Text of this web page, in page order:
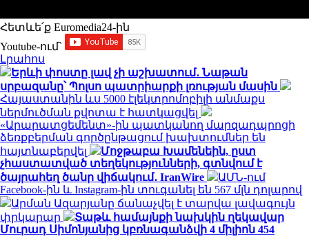
Հետևե՛ք Euromedia24-ին
Youtube-ում`
Լրահոս
Երևի փոստը լավ չի աշխատում․ Նաթան
սրբազանը՝ Պոլսո պատրիարքի լռության մասին
Հայաստանին ևս 5000 էլեկտրոմոբիլի անմաքս
ներմուծման քվոտա է հատկացվել
«Արարատցեմենտ»-ին պատկանող մարզադպրոցի
ձեռքբերման գործընթացում խախտումներ են
հայտնաբերվել
Մոջթաբա Խամենեին, ըստ
չհաստատված տեղեկությունների, գտնվում է
ծայրահեղ ծանր վիճակում․ IranWire
ԱՄՆ-ում
Facebook-ին և Instagram-ին տուգանել են 567 մլն դոլարով
Արման Ազարյանը ճանաչվել է տարվա լավագույն
փրկարար
Տաթև համայնքի նախկին ղեկավար
Մուրադ Սիմոնյանից կբռնագանձվի 4 միլիոն 454